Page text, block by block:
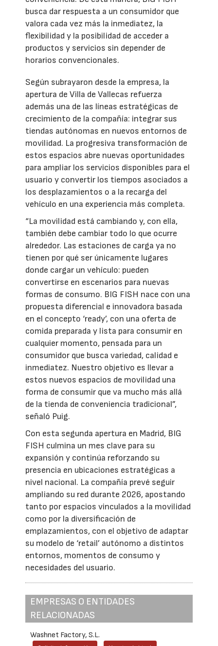
busca dar respuesta a un consumidor que
valora cada vez más la inmediatez, la
flexibilidad y la posibilidad de acceder a
productos y servicios sin depender de
horarios convencionales.
Según subrayaron desde la empresa, la
apertura de Villa de Vallecas refuerza
además una de las líneas estratégicas de
crecimiento de la compañía: integrar sus
tiendas autónomas en nuevos entornos de
movilidad. La progresiva transformación de
estos espacios abre nuevas oportunidades
para ampliar los servicios disponibles para el
usuario y convertir los tiempos asociados a
los desplazamientos o a la recarga del
vehículo en una experiencia más completa.
“La movilidad está cambiando y, con ella,
también debe cambiar todo lo que ocurre
alrededor. Las estaciones de carga ya no
tienen por qué ser únicamente lugares
donde cargar un vehículo: pueden
convertirse en escenarios para nuevas
formas de consumo. BIG FISH nace con una
propuesta diferencial e innovadora basada
en el concepto ‘ready’, con una oferta de
comida preparada y lista para consumir en
cualquier momento, pensada para un
consumidor que busca variedad, calidad e
inmediatez. Nuestro objetivo es llevar a
estos nuevos espacios de movilidad una
forma de consumir que va mucho más allá
de la tienda de conveniencia tradicional”,
señaló Puig.
Con esta segunda apertura en Madrid, BIG
FISH culmina un mes clave para su
expansión y continúa reforzando su
presencia en ubicaciones estratégicas a
nivel nacional. La compañía prevé seguir
ampliando su red durante 2026, apostando
tanto por espacios vinculados a la movilidad
como por la diversificación de
emplazamientos, con el objetivo de adaptar
su modelo de ‘retail’ autónomo a distintos
entornos, momentos de consumo y
necesidades del usuario.
EMPRESAS O ENTIDADES
RELACIONADAS
Washnet Factory, S.L.